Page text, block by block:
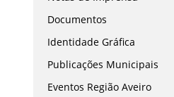
Documentos
Identidade Gráfica
Publicações Municipais
Eventos Região Aveiro